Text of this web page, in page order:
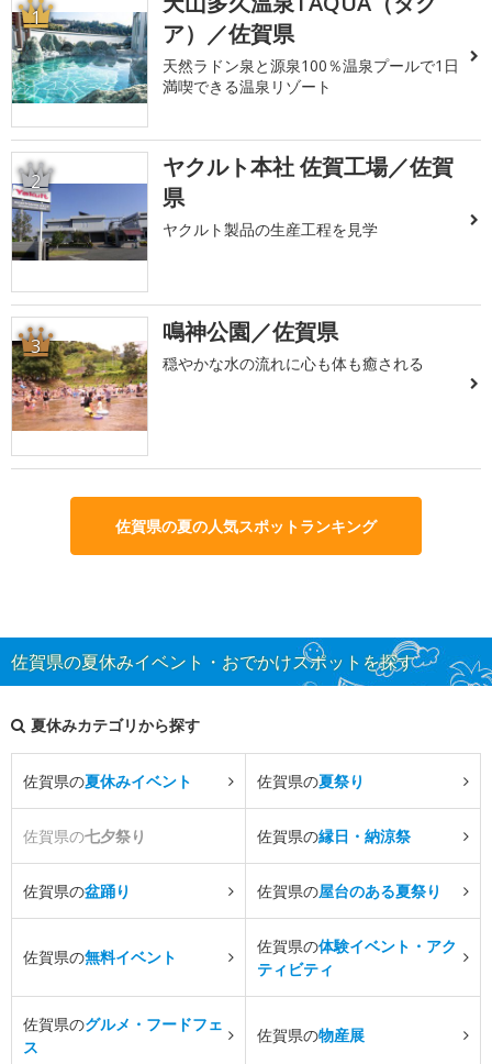
1
ア）／佐賀県
天然ラドン泉と源泉100％温泉プールで1日
満喫できる温泉リゾート
2
ヤクルト本社 佐賀工場／佐賀
県
ヤクルト製品の生産工程を見学
3 鳴神公園／佐賀県
穏やかな水の流れに心も体も癒される
佐賀県の夏の人気スポットランキング
佐賀県の夏休みイベント・おでかけスポットを探す
夏休みカテゴリから探す
佐賀県の夏休みイベント 佐賀県の夏祭り
佐賀県の七夕祭り 佐賀県の縁日・納涼祭
佐賀県の盆踊り 佐賀県の屋台のある夏祭り
佐賀県の無料イベント
佐賀県の体験イベント・アク
ティビティ
佐賀県のグルメ・フードフェ
ス
佐賀県の物産展